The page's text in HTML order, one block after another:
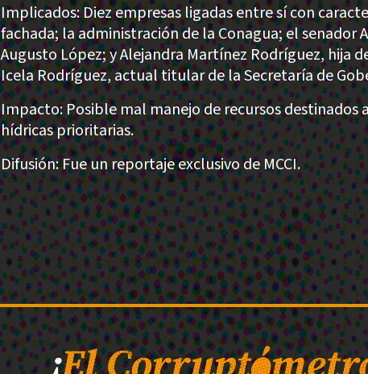
Implicados: Diez empresas ligadas entre sí con
fachada; la administración de la Conagua; el senador
Augusto López; y Alejandra Martínez Rodríguez, hija
Icela Rodríguez, actual titular de la Secretaría de
Impacto: Posible mal manejo de recursos destinados
hídricas prioritarias.
Difusión: Fue un reportaje exclusivo de MCCI.